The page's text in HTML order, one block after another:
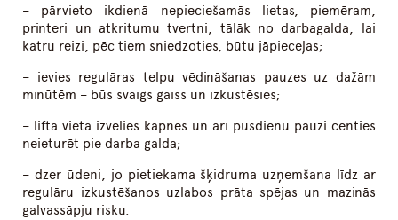
– pārvieto ikdienā nepieciešamās lietas, piemēram,
printeri un atkritumu tvertni, tālāk no darbagalda, lai
katru reizi, pēc tiem sniedzoties, būtu jāpieceļas;
– ievies regulāras telpu vēdināšanas pauzes uz dažām
minūtēm – būs svaigs gaiss un izkustēsies;
– lifta vietā izvēlies kāpnes un arī pusdienu pauzi centies
neieturēt pie darba galda;
– dzer ūdeni, jo pietiekama šķidruma uzņemšana līdz ar
regulāru izkustēšanos uzlabos prāta spējas un mazinās
galvassāpju risku.